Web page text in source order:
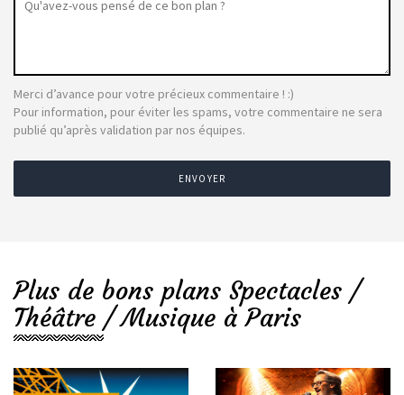
Merci d’avance pour votre précieux commentaire ! :)
Pour information, pour éviter les spams, votre commentaire ne sera
publié qu’après validation par nos équipes.
ENVOYER
Plus de bons plans Spectacles /
Théâtre / Musique à Paris